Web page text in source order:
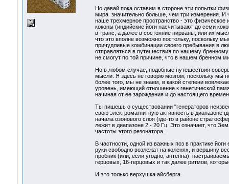
Но давай пока оставим в стороне эти попытки
мира значительно больше, чем три измерения. И
наше трехмерное пространство - это
коконы (индийские йоги насчитывают до семи
в транс, а далее в состояние нирваны, или их
что это вполне возможно постольку, поскольку
причудливые комбинации своего пребывания в
отправляться в путешествия по нашему
не смогут по той причине, что в нашем бренном
Но в любом случае, подобные путешествия
мысли. Я здесь не говорю мозгом, поскольку мы
более того, мы не знаем, в какой степени
уровень, имеющий отношение к генетической
начиная от ее зарождения и до настоящего
Ты пишешь о существовании "генераторов
свою электромагнитную активность в диапазоне
начала озонового слоя (где-то в районе
лежит в диапазоне 2 - 20 Гц. Это означает, что
частоты этого резонатора.
В частности, одной из важных поз в практике
руки свободно возлежат на коленях, и вершину
пробник (или, если угодно, антенна)
герцовых, 16-герцовых и так далее ритмов,
И это только верхушка айсберга.